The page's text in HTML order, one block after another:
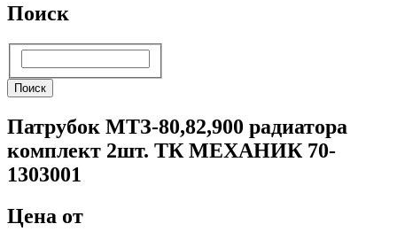
Поиск
Поиск
Патрубок МТЗ-80,82,900 радиатора
комплект 2шт. ТК МЕХАНИК 70-
1303001
Цена от